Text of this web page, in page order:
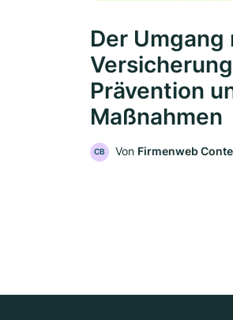
Der Umgang
Prävention
Maßnahmen
CB Von Firmenweb